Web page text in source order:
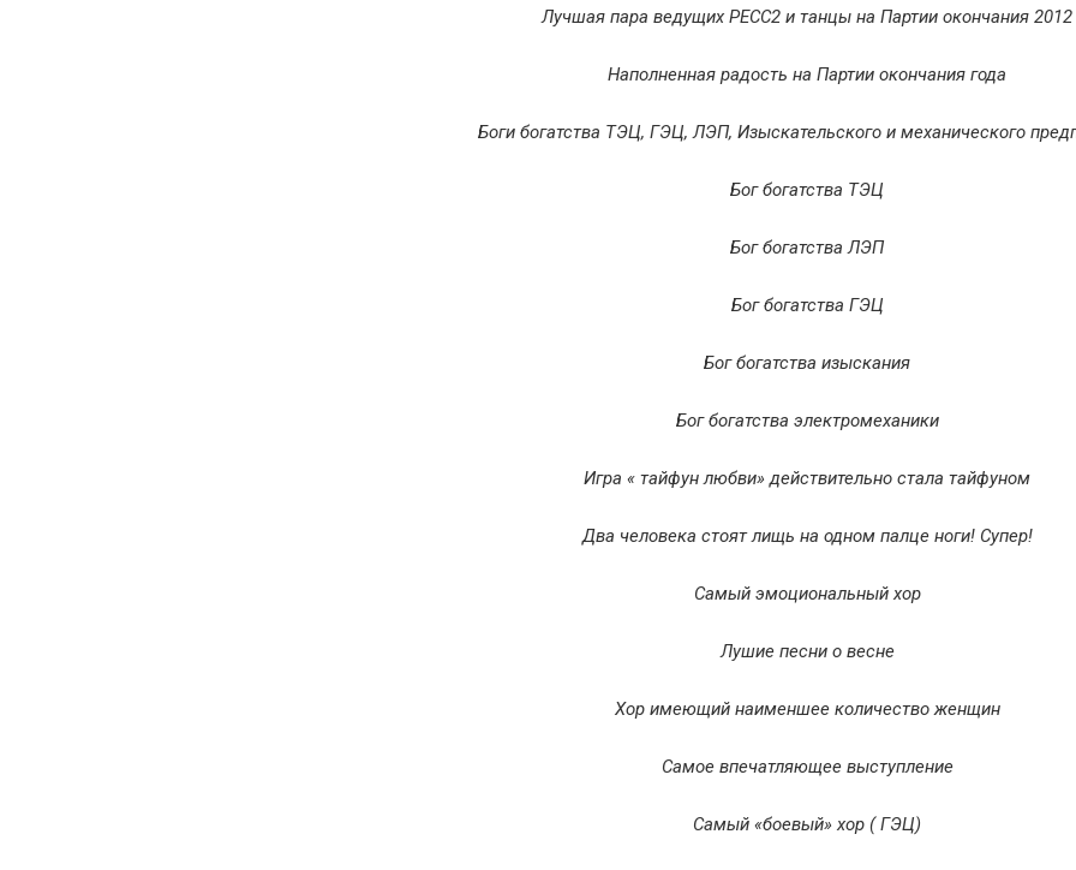
Лучшая пара ведущих PECC2 и танцы на Партии окончания 2012
Наполненная радость на Партии окончания года
Боги богатства ТЭЦ, ГЭЦ, ЛЭП, Изыскательского и механического
Бог богатства ТЭЦ
Бог богатства ЛЭП
Бог богатства ГЭЦ
Бог богатства изыскания
Бог богатства электромеханики
Игра « тайфун любви» действительно стала тайфуном
Два человека стоят лищь на одном палце ноги! Супер!
Самый эмоциональный хор
Лушие песни о весне
Хор имеющий наименшее количество женщин
Самое впечатляющее выступление
Самый «боевый» хор ( ГЭЦ)